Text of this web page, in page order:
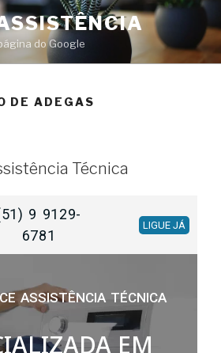
do Google
DE ADEGAS
Técnica
9 9129-
6781
LIGUE JÁ
ASSISTÊNCIA TÉCNICA
EM